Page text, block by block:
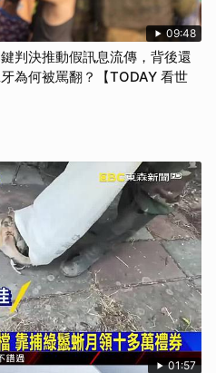
09:48
判決推動假訊息流傳，背後還
為何被罵翻？【TODAY 看世
01:57